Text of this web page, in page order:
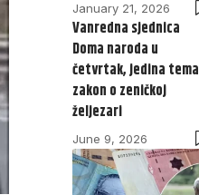
January 21, 2026
Vanredna sjednica
Doma naroda u
četvrtak, jedina tema
zakon o zeničkoj
željezari
June 9, 2026